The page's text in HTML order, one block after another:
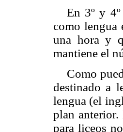
En 3º y
como lengua
una hora y
mantiene el
Como
destinado a
lengua (el
plan anterior.
para liceos